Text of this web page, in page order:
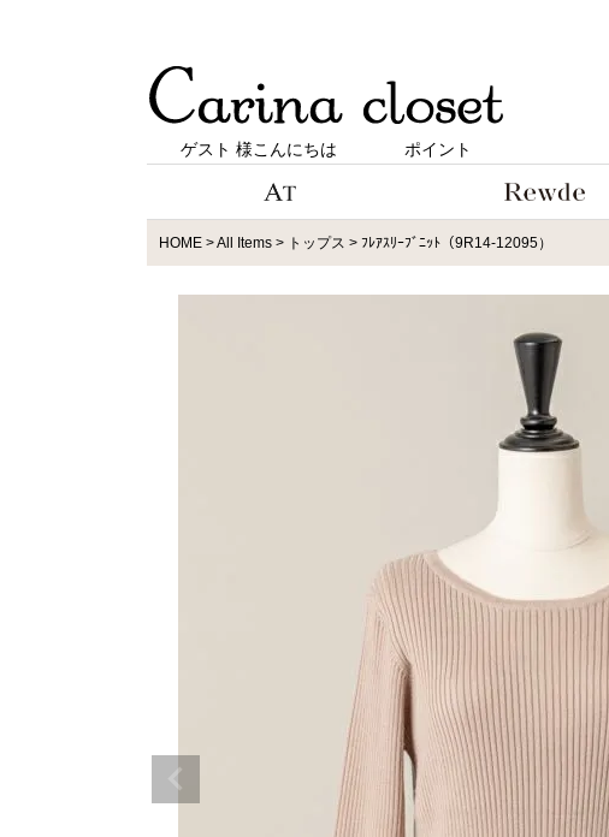
ゲスト 様こんにちは ポイント
HOME All Items トップス ﾌﾚｱｽﾘｰﾌﾞﾆｯﾄ（9R14-12095）